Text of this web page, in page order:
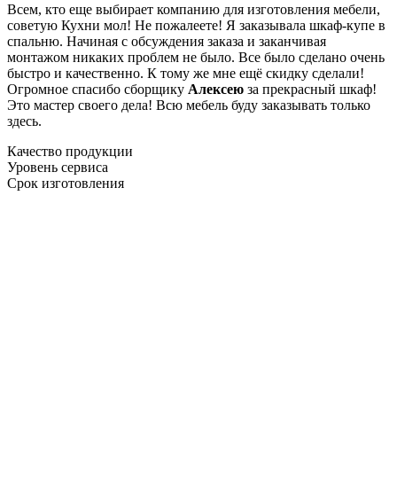
Всем, кто еще выбирает компанию для изготовления мебели,
советую Кухни мол! Не пожалеете! Я заказывала шкаф-купе в
спальню. Начиная с обсуждения заказа и заканчивая
монтажом никаких проблем не было. Все было сделано очень
быстро и качественно. К тому же мне ещё скидку сделали!
Огромное спасибо сборщику Алексею за прекрасный шкаф!
Это мастер своего дела! Всю мебель буду заказывать только
здесь.
Качество продукции
Уровень сервиса
Срок изготовления